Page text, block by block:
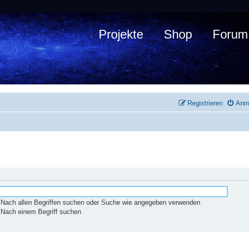
Projekte Shop Forum
Registrieren
Nach allen Begriffen suchen oder Suche wie angegeben verwenden
Nach einem Begriff suchen